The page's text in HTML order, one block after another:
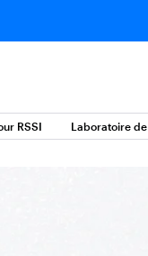
RSSI Laboratoire